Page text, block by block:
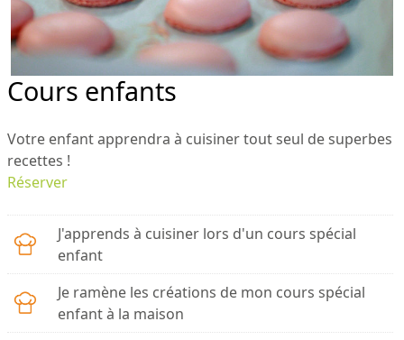
Cours enfants
Votre enfant apprendra à cuisiner tout seul de superbes
recettes !
Réserver
J'apprends à cuisiner lors d'un cours spécial
enfant
Je ramène les créations de mon cours spécial
enfant à la maison